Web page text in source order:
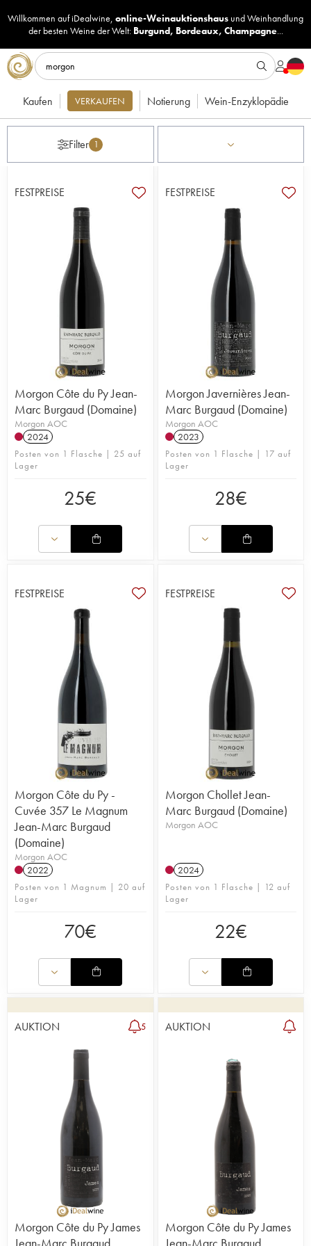
Willkommen auf iDealwine, online-Weinauktionshaus undWeinhandlung
der besten Weine der Welt: Burgund, Bordeaux, Champagne...
Kaufen VERKAUFEN Notierung Wein-Enzyklopädie
Filter 1
FESTPREISE
Morgon Côte du Py Jean-
Marc Burgaud (Domaine)
Morgon AOC
2024
Posten von 1 Flasche | 25 auf
Lager
25€
FESTPREISE
Morgon Javernières Jean-
Marc Burgaud (Domaine)
Morgon AOC
2023
Posten von 1 Flasche | 17 auf
Lager
28€
FESTPREISE
Morgon Côte du Py -
Cuvée 357 Le Magnum
Jean-Marc Burgaud
(Domaine)
Morgon AOC
2022
Posten von 1 Magnum | 20 auf
Lager
70€
FESTPREISE
Morgon Chollet Jean-
Marc Burgaud (Domaine)
Morgon AOC
2024
Posten von 1 Flasche | 12 auf
Lager
22€
AUKTION 5
Morgon Côte du Py James
AUKTION
Morgon Côte du Py James